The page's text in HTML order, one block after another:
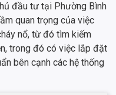
đầu tư tại Phường Bình
quan trọng của việc
nổ, từ đó tìm kiếm
trong đó có việc lắp đặt
bên cạnh các hệ thống